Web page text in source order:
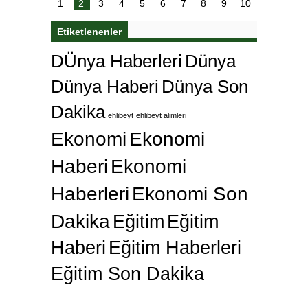
1 2 3 4 5 6 7 8 9 10
Etiketlenenler
DÜnya Haberleri Dünya
Dünya Haberi Dünya Son
Dakika ehlibeyt ehlibeyt alimleri
Ekonomi Ekonomi
Haberi Ekonomi
Haberleri Ekonomi Son
Dakika Eğitim Eğitim
Haberi Eğitim Haberleri
Eğitim Son Dakika